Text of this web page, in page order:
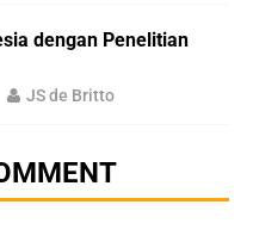
dengan Penelitian
JS de Britto